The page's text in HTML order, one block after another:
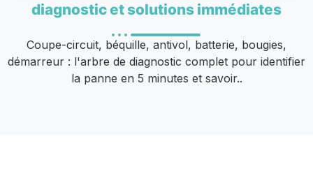
diagnostic et solutions immédiates
Coupe-circuit, béquille, antivol, batterie, bougies,
démarreur : l'arbre de diagnostic complet pour identifier
la panne en 5 minutes et savoir..